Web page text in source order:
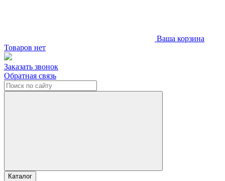
Ваша корзина
Товаров нет
Заказать звонок
Обратная связь
Каталог